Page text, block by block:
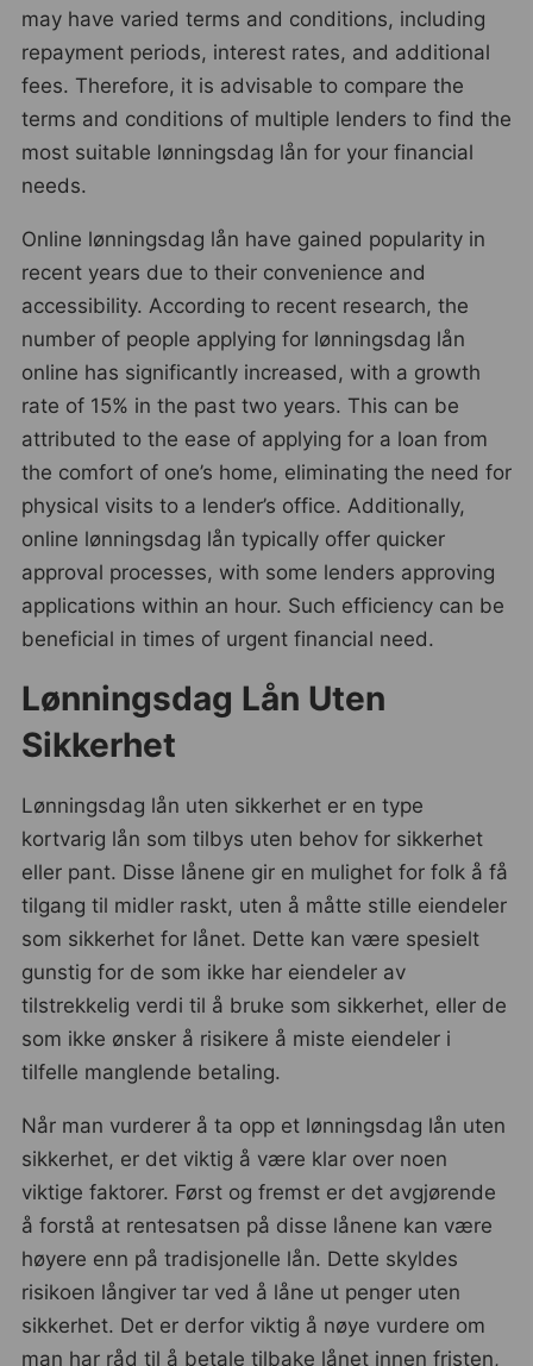
may have varied terms and conditions, including
repayment periods, interest rates, and additional
fees. Therefore, it is advisable to compare the
terms and conditions of multiple lenders to find the
most suitable lønningsdag lån for your financial
needs.
Online lønningsdag lån have gained popularity in
recent years due to their convenience and
accessibility. According to recent research, the
number of people applying for lønningsdag lån
online has significantly increased, with a growth
rate of 15% in the past two years. This can be
attributed to the ease of applying for a loan from
the comfort of one’s home, eliminating the need for
physical visits to a lender’s office. Additionally,
online lønningsdag lån typically offer quicker
approval processes, with some lenders approving
applications within an hour. Such efficiency can be
beneficial in times of urgent financial need.
Lønningsdag Lån Uten
Sikkerhet
Lønningsdag lån uten sikkerhet er en type
kortvarig lån som tilbys uten behov for sikkerhet
eller pant. Disse lånene gir en mulighet for folk å få
tilgang til midler raskt, uten å måtte stille eiendeler
som sikkerhet for lånet. Dette kan være spesielt
gunstig for de som ikke har eiendeler av
tilstrekkelig verdi til å bruke som sikkerhet, eller de
som ikke ønsker å risikere å miste eiendeler i
tilfelle manglende betaling.
Når man vurderer å ta opp et lønningsdag lån uten
sikkerhet, er det viktig å være klar over noen
viktige faktorer. Først og fremst er det avgjørende
å forstå at rentesatsen på disse lånene kan være
høyere enn på tradisjonelle lån. Dette skyldes
risikoen långiver tar ved å låne ut penger uten
sikkerhet. Det er derfor viktig å nøye vurdere om
man har råd til å betale tilbake lånet innen fristen,